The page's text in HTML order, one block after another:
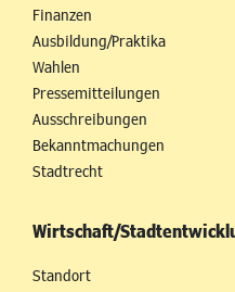
Finanzen
Ausbildung/Praktika
Wahlen
Pressemitteilungen
Ausschreibungen
Bekanntmachungen
Stadtrecht
Wirtschaft/
Standort